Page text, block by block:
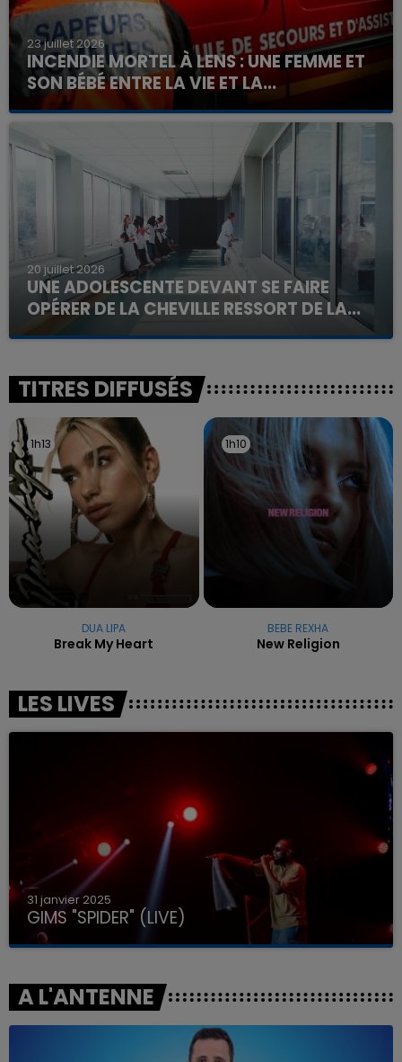
23 juillet 2026
INCENDIE MORTEL À LENS : UNE FEMME ET
SON BÉBÉ ENTRE LA VIE ET LA...
Un homme s'est immolé par le feu après avoir
aspergé sa compagne et leur bébé de trois mois
d'un liquide inflammable.
20 juillet 2026
UNE ADOLESCENTE DEVANT SE FAIRE
OPÉRER DE LA CHEVILLE RESSORT DE LA...
La famille a porté plainte contre la clinique qui a
excuses.
TITRES DIFFUSÉS
1h13
1h13
DUA LIPA
Break My Heart
1h10
1h10
BEBE REXHA
New Religion
LES LIVES
31 janvier 2025
GIMS "SPIDER" (LIVE)
A L'ANTENNE